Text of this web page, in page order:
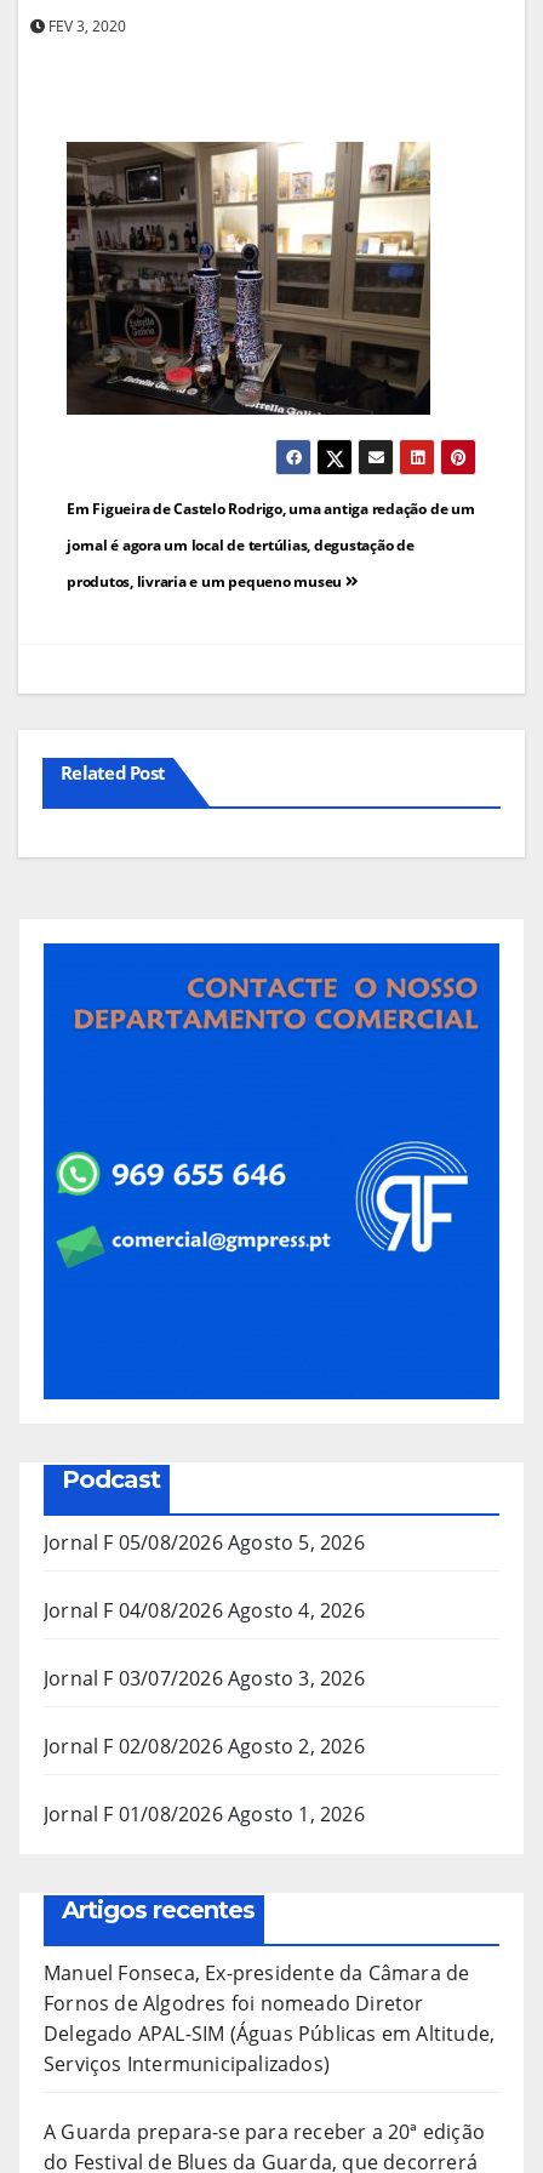
FEV 3, 2020
Navegação
de
artigos
Em Figueira de Castelo Rodrigo, uma antiga redação de um
jornal é agora um local de tertúlias, degustação de
produtos, livraria e um pequeno museu
Related Post
Podcast
Jornal F 05/08/2026Agosto 5, 2026
Jornal F 04/08/2026Agosto 4, 2026
Jornal F 03/07/2026Agosto 3, 2026
Jornal F 02/08/2026Agosto 2, 2026
Jornal F 01/08/2026Agosto 1, 2026
Artigos recentes
Manuel Fonseca, Ex-presidente da Câmara de
Fornos de Algodres foi nomeado Diretor
Delegado APAL-SIM (Águas Públicas em Altitude,
Serviços Intermunicipalizados)
A Guarda prepara-se para receber a 20ª edição
do Festival de Blues da Guarda, que decorrerá